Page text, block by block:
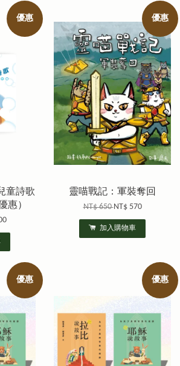
優惠
童詩歌
惠）
優惠
靈喵戰記：軍裝奪回
NT$ 650NT$ 570
加入購物車
優惠 優惠